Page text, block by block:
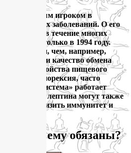
центральным игроком в
заболеваний. О его
в течение многих
только в 1994 году.
известен, чем, например,
скорость и качество обмена
Расстройства пищевого
и анорексия, часто
система» работает
гормона лептина могут также
мозга, снизить иммунитет и
чем мы ему обязаны?